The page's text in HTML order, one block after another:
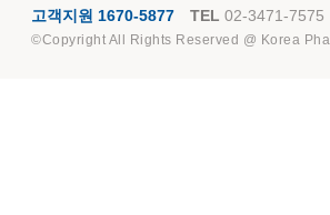
고객지원 1670-5877
TEL 02-3471-7575
©Copyright All Rights Reserved @ Korea